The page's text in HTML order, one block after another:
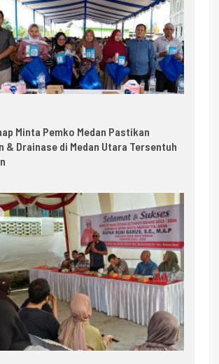
Minta Pemko Medan Pastikan
& Drainase di Medan Utara Tersentuh